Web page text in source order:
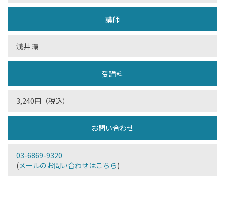
講師
浅井 環
受講料
3,240円（税込）
お問い合わせ
03-6869-9320
(メールのお問い合わせはこちら)